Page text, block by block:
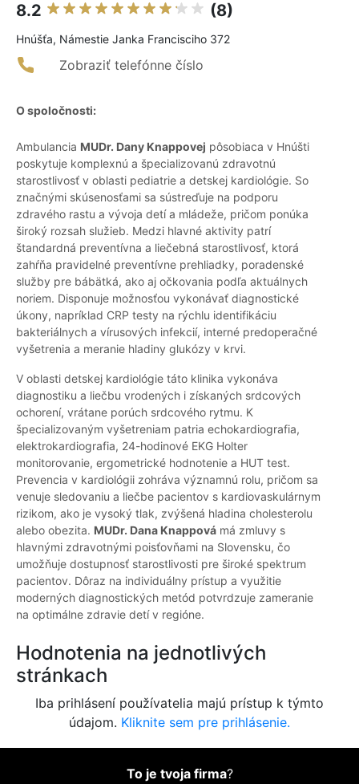
8.2 (8)
Hnúšťa, Námestie Janka Francisciho 372
Zobraziť telefónne číslo
O spoločnosti:
Ambulancia MUDr. Dany Knappovej pôsobiaca v Hnúšti
poskytuje komplexnú a špecializovanú zdravotnú
starostlivosť v oblasti pediatrie a detskej kardiológie. So
značnými skúsenosťami sa sústreďuje na podporu
zdravého rastu a vývoja detí a mládeže, pričom ponúka
široký rozsah služieb. Medzi hlavné aktivity patrí
štandardná preventívna a liečebná starostlivosť, ktorá
zahŕňa pravidelné preventívne prehliadky, poradenské
služby pre bábätká, ako aj očkovania podľa aktuálnych
noriem. Disponuje možnosťou vykonávať diagnostické
úkony, napríklad CRP testy na rýchlu identifikáciu
bakteriálnych a vírusových infekcií, interné predoperačné
vyšetrenia a meranie hladiny glukózy v krvi.
V oblasti detskej kardiológie táto klinika vykonáva
diagnostiku a liečbu vrodených i získaných srdcových
ochorení, vrátane porúch srdcového rytmu. K
špecializovaným vyšetreniam patria echokardiografia,
elektrokardiografia, 24-hodinové EKG Holter
monitorovanie, ergometrické hodnotenie a HUT test.
Prevencia v kardiológii zohráva významnú rolu, pričom sa
venuje sledovaniu a liečbe pacientov s kardiovaskulárnym
rizikom, ako je vysoký tlak, zvýšená hladina cholesterolu
alebo obezita. MUDr. Dana Knappová má zmluvy s
hlavnými zdravotnými poisťovňami na Slovensku, čo
umožňuje dostupnosť starostlivosti pre široké spektrum
pacientov. Dôraz na individuálny prístup a využitie
moderných diagnostických metód potvrdzuje zameranie
na optimálne zdravie detí v regióne.
Hodnotenia na jednotlivých
stránkach
Iba prihlásení používatelia majú prístup k týmto
údajom. Kliknite sem pre prihlásenie.
To je tvoja firma?